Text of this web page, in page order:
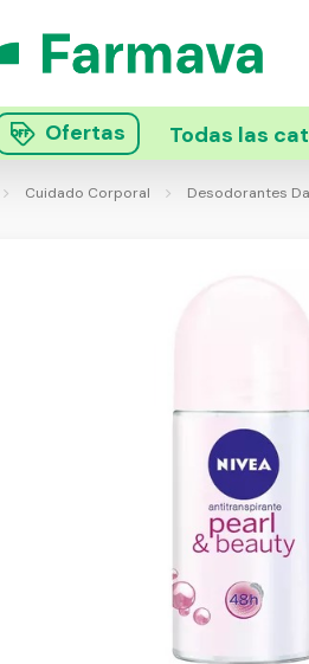
Ofertas Todas las
Cuidado Corporal Desodorantes